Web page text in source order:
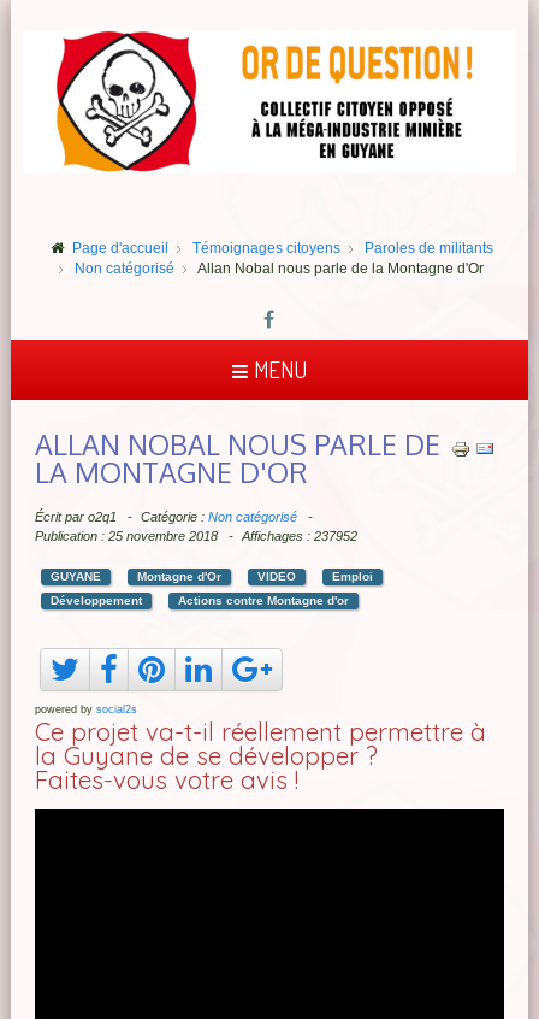
Page d'accueil Témoignages citoyens
Paroles de militants
Non catégorisé
Allan Nobal nous parle de la Montagne d'Or
MENU
ALLAN NOBAL NOUS PARLE DE
LA MONTAGNE D'OR
Écrit par o2q1 Catégorie : Non catégorisé
Publication : 25 novembre 2018
Affichages : 237952
GUYANE Montagne d'Or VIDEO
Emploi
Développement
Actions contre Montagne d'or
powered by social2s
Ce projet va-t-il réellement permettre à
la Guyane de se développer ?
Faites-vous votre avis !